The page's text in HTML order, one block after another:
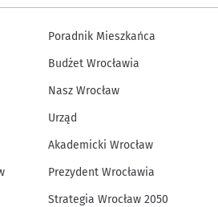
Poradnik Mieszkańca
Budżet Wrocławia
Nasz Wrocław
Urząd
Akademicki Wrocław
Prezydent Wrocławia
Strategia Wrocław 2050